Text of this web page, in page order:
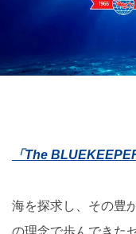
「The
海を探求し、その豊
の理念で歩んできた